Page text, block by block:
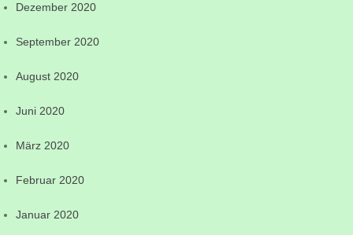
Dezember 2020
September 2020
August 2020
Juni 2020
März 2020
Februar 2020
Januar 2020